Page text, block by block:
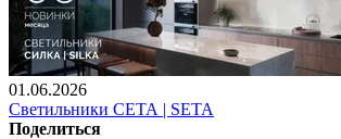
01.06.2026
Светильники СЕТА | SETA
Поделиться